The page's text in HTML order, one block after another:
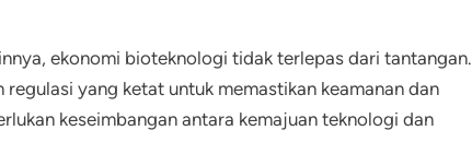
ekonomi bioteknologi tidak terlepas dari tantangan.
yang ketat untuk memastikan keamanan dan
keseimbangan antara kemajuan teknologi dan